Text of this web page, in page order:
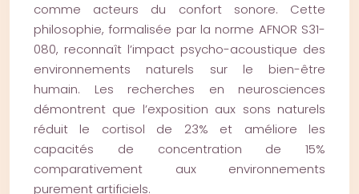
comme acteurs du confort sonore. Cette
philosophie, formalisée par la norme AFNOR S31-
080, reconnaît l’impact psycho-acoustique des
environnements naturels sur le bien-être
humain. Les recherches en neurosciences
démontrent que l’exposition aux sons naturels
réduit le cortisol de 23% et améliore les
capacités de concentration de 15%
comparativement aux environnements
purement artificiels.